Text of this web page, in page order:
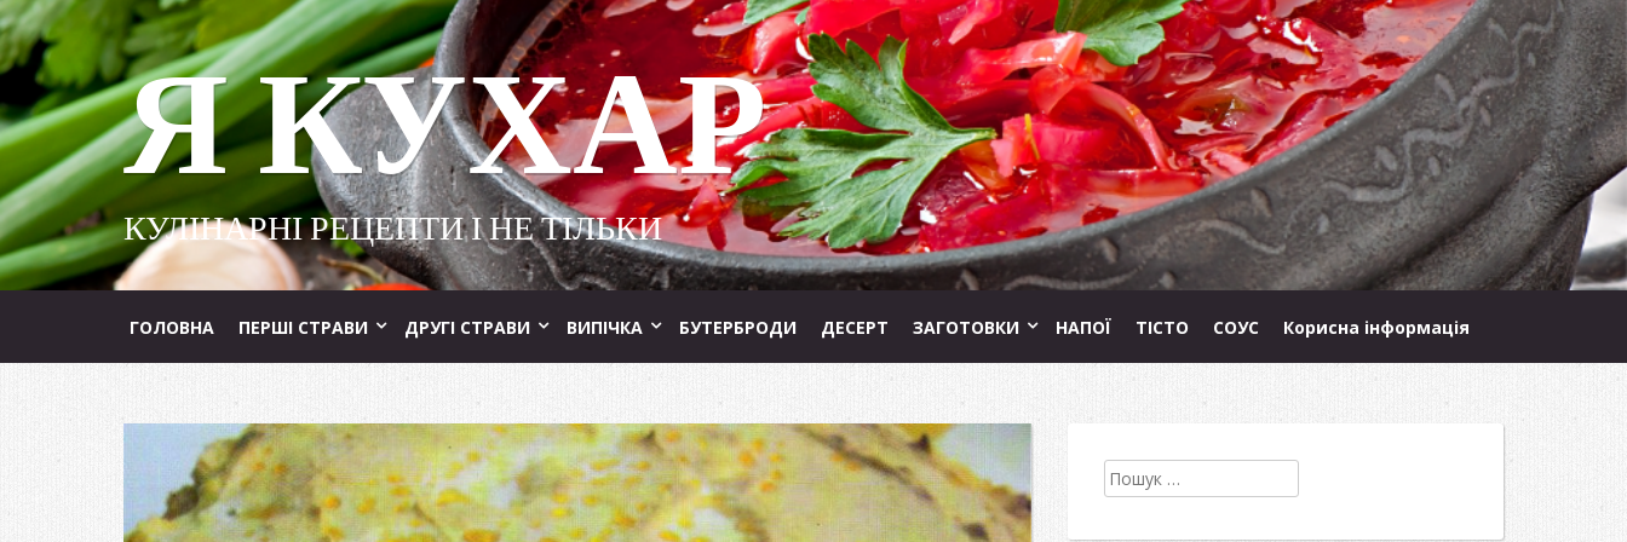
Я КУХАР
КУЛІНАРНІ РЕЦЕПТИ І НЕ ТІЛЬКИ
ГОЛОВНА ПЕРШІ СТРАВИ ДРУГІ СТРАВИ ВИПІЧКА БУТЕРБРОДИ ДЕСЕРТ ЗАГОТОВКИ НАПОЇ ТІСТО СОУС Корисна інформація
Пошук: